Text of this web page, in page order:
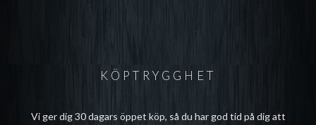
KÖPTRYGGHET
Vi ger dig 30 dagars öppet köp, så du har god tid på dig att